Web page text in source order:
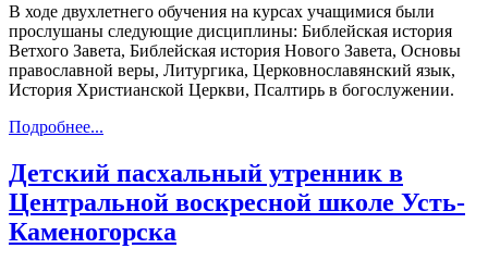
В ходе двухлетнего обучения на курсах учащимися были
прослушаны следующие дисциплины: Библейская история
Ветхого Завета, Библейская история Нового Завета, Основы
православной веры, Литургика, Церковнославянский язык,
История Христианской Церкви, Псалтирь в богослужении.
Подробнее...
Детский пасхальный утренник в
Центральной воскресной школе Усть-
Каменогорска